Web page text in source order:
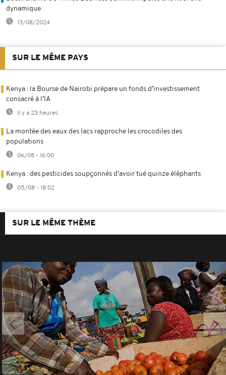
dynamique
13/08/2024
SUR LE MÊME PAYS
Kenya : la Bourse de Nairobi prépare un fonds d’investissement
consacré à l’IA
Il y a 23 heures
La montée des eaux des lacs rapproche les crocodiles des
populations
06/08 - 16:00
Kenya : des pesticides soupçonnés d'avoir tué quinze éléphants
05/08 - 18:02
SUR LE MÊME THÈME